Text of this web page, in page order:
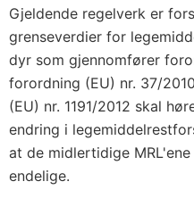
Gjeldende regelverk er
grenseverdier for
dyr som gjennomfører
forordning (EU) nr. 37/
(EU) nr. 1191/2012 skal
endring i
at de midlertidige
endelige.